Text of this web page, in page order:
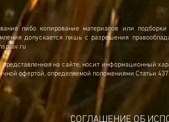
либо копирование материалов или подборки
допускается лишь с разрешения
на сайте, носит информационный
офертой, определяемой положениями Статьи
СОГЛАШЕНИЕ ОБ